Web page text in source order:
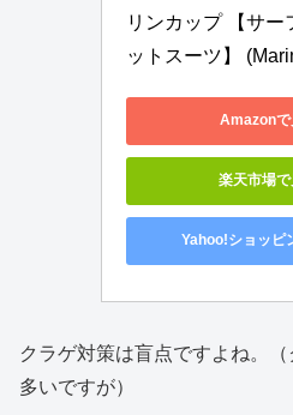
リンカップ 【サー
ットスーツ】
Amazonで
楽天市場で
Yahoo!ショッピ
クラゲ対策は盲点ですよね。
多いですが）